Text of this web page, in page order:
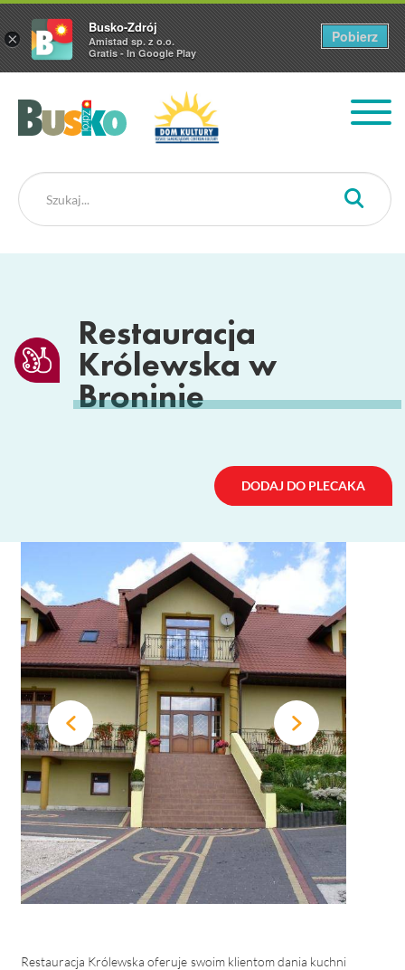
Busko Zdrój
Restauracja
Królewska w
Broninie
DODAJ DO PLECAKA
Restauracja Królewska oferuje swoim klientom dania kuchni
×
Busko-Zdrój
Amistad sp. z o.o.
Gratis - In Google Play
Pobierz